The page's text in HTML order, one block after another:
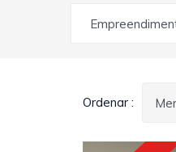
Ordenar :